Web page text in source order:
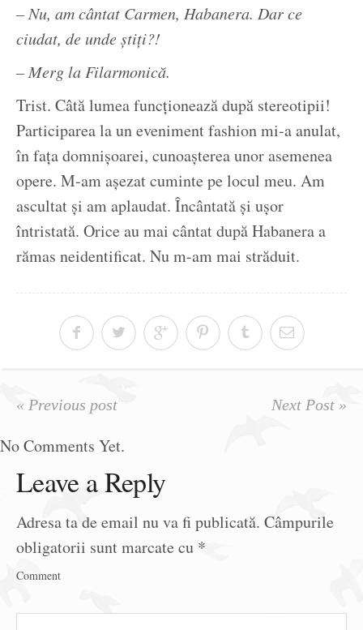
– Nu, am cântat Carmen, Habanera. Dar ce
ciudat, de unde știți?!
– Merg la Filarmonică.
Trist. Câtă lumea funcționează după stereotipii!
Participarea la un eveniment fashion mi-a anulat,
în fața domnișoarei, cunoașterea unor asemenea
opere. M-am așezat cuminte pe locul meu. Am
ascultat și am aplaudat. Încântată și ușor
întristată. Orice au mai cântat după Habanera a
rămas neidentificat. Nu m-am mai străduit.
« Previous post Next Post »
No Comments Yet.
Leave a Reply
Adresa ta de email nu va fi publicată. Câmpurile
obligatorii sunt marcate cu *
Comment